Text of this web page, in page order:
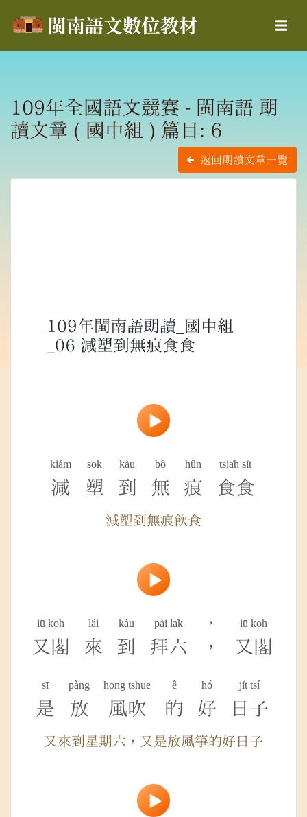
109年全國語文競賽 - 閩南語 朗
讀文章 ( 國中組 ) 篇目: 6
返回朗讀文章一覽
109年閩南語朗讀_國中組
_06 減塑到無痕食食
kiám
減
sok
塑
kàu
到
bô
無
hûn
痕
tsia̍h si̍t
食食
減塑到無痕飲食
iū koh
又閣
lâi
來
kàu
到
pài la̍k
拜六
，
，
iū koh
又閣
sī
是
pàng
放
hong tshue
風吹
ê
的
hó
好
ji̍t tsí
日子
又來到星期六，又是放風箏的好日子